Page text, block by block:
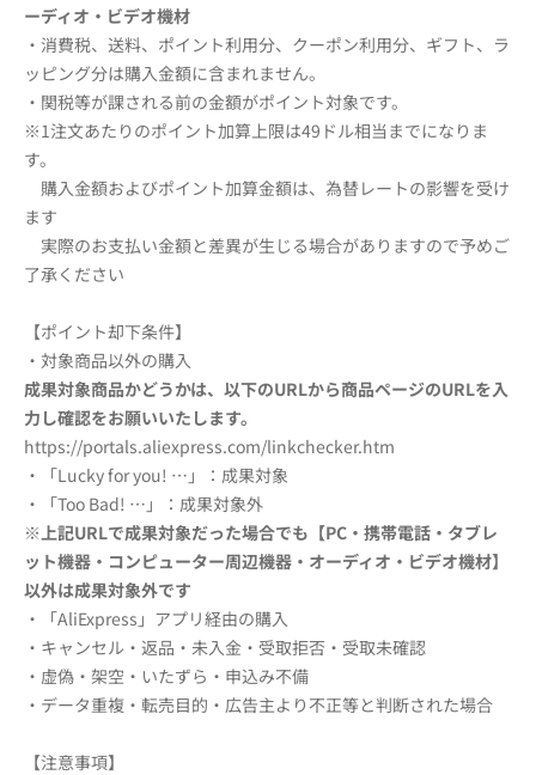
ーディオ・ビデオ機材
・消費税、送料、ポイント利用分、クーポン利用分、ギフト、ラ
ッピング分は購入金額に含まれません。
・関税等が課される前の金額がポイント対象です。
※1注文あたりのポイント加算上限は49ドル相当までになりま
す。
購入金額およびポイント加算金額は、為替レートの影響を受け
ます
実際のお支払い金額と差異が生じる場合がありますので予めご
了承ください
【ポイント却下条件】
・対象商品以外の購入
成果対象商品かどうかは、以下のURLから商品ページのURLを入
力し確認をお願いいたします。
https://portals.aliexpress.com/linkchecker.htm
・「Lucky for you! …」：成果対象
・「Too Bad! …」：成果対象外
※上記URLで成果対象だった場合でも【PC・携帯電話・タブレ
ット機器・コンピューター周辺機器・オーディオ・ビデオ機材】
以外は成果対象外です
・「AliExpress」アプリ経由の購入
・キャンセル・返品・未入金・受取拒否・受取未確認
・虚偽・架空・いたずら・申込み不備
・データ重複・転売目的・広告主より不正等と判断された場合
【注意事項】